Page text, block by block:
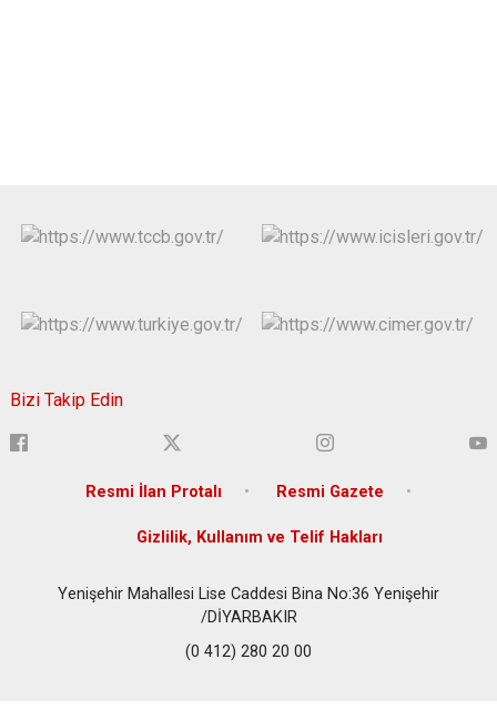
Bizi Takip Edin
Resmi İlan Protalı Resmi Gazete
Gizlilik, Kullanım ve Telif Hakları
Yenişehir Mahallesi Lise Caddesi Bina No:36 Yenişehir
/DİYARBAKIR
(0 412) 280 20 00